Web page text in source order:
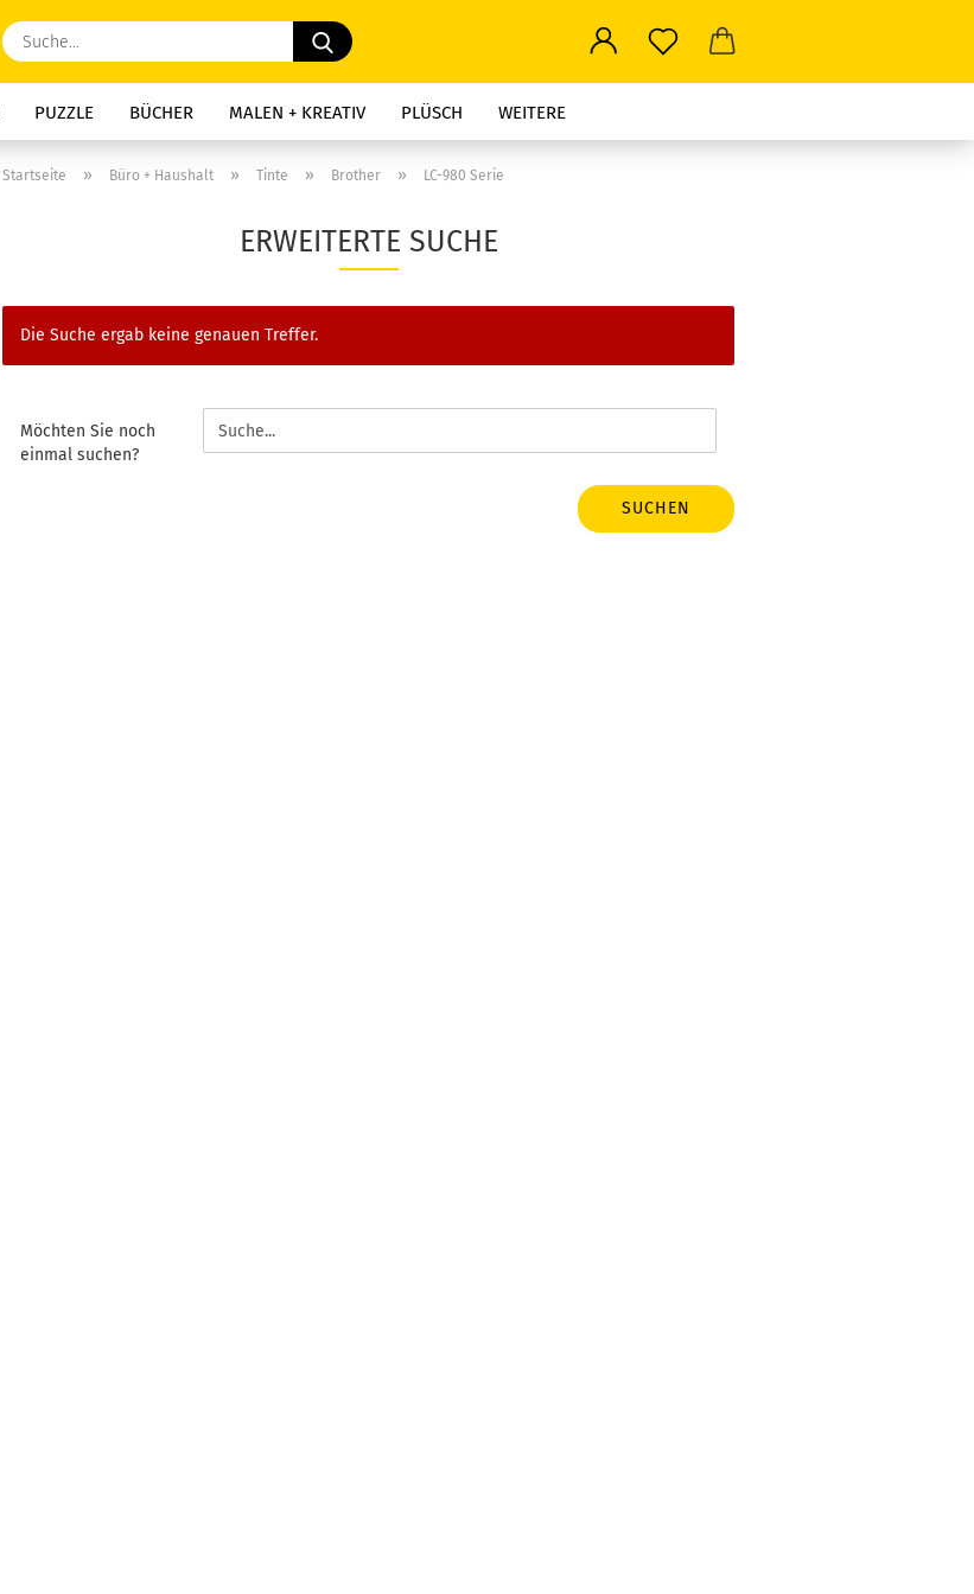
Suche...
PUZZLE BÜCHER MALEN + KREATIV PLÜSCH WEITERE
Startseite » Büro + Haushalt » Tinte » Brother » LC-980 Serie
ERWEITERTE SUCHE
Die Suche ergab keine genauen Treffer.
SIE
NOCH
Möchten Sie noch
einmal suchen?
SUCHEN